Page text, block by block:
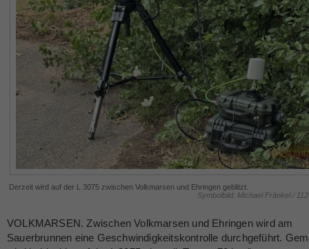
Derzeit wird auf der L 3075 zwischen Volkmarsen und Ehringen geblitzt.
Symbolbild: Michael Fränkel /
VOLKMARSEN. Zwischen Volkmarsen und Ehringen wird am
Sauerbrunnen eine Geschwindigkeitskontrolle durchgeführt.